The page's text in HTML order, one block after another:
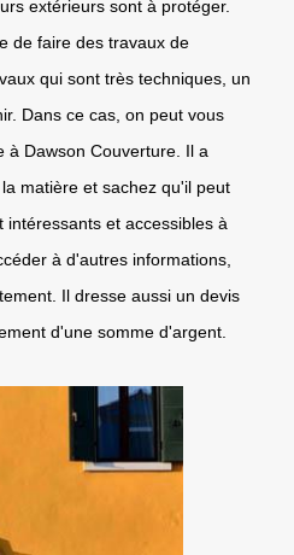
extérieurs sont à protéger.
de faire des travaux de
qui sont très techniques, un
Dans ce cas, on peut vous
à Dawson Couverture. Il a
matière et sachez qu'il peut
et accessibles à
à d'autres informations,
Il dresse aussi un devis
d'une somme d'argent.